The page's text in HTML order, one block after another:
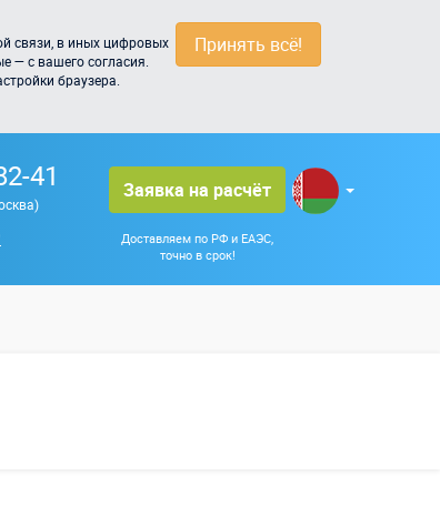
Принять всё!
связи, в иных цифровых
— с вашего согласия.
браузера.
41 Заявка на расчёт
Доставляем по РФ и ЕАЭС,
точно в срок!